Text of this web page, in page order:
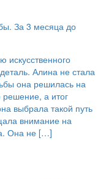
За 3 месяца до
искусственного
Алина не стала
она решилась на
решение, а итог
выбрала такой путь
внимание на
Она не […]